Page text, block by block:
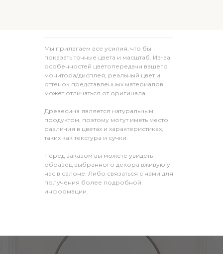
Мы прилагаем все усилия, что бы
показать точные цвета и масштаб. Из-за
особенностей цветопередачи вашего
монитора/дисплея, реальный цвет и
оттенок представленных материалов
может отличаться от оригинала.
Древесина является натуральным
продуктом, поэтому могут иметь место
различия в цветах и характеристиках,
таких как текстура и сучки.
Перед заказом вы можете увидеть
образец выбранного декора вживую у
нас в салоне. Либо связаться с нами для
получения более подробной
информации.